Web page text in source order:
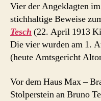
Vier der Angeklagten
stichhaltige Beweise
Tesch (22. April 1913
Die vier wurden am 1.
(heute Amtsgericht
Vor dem Haus Max –
Stolperstein an Bruno